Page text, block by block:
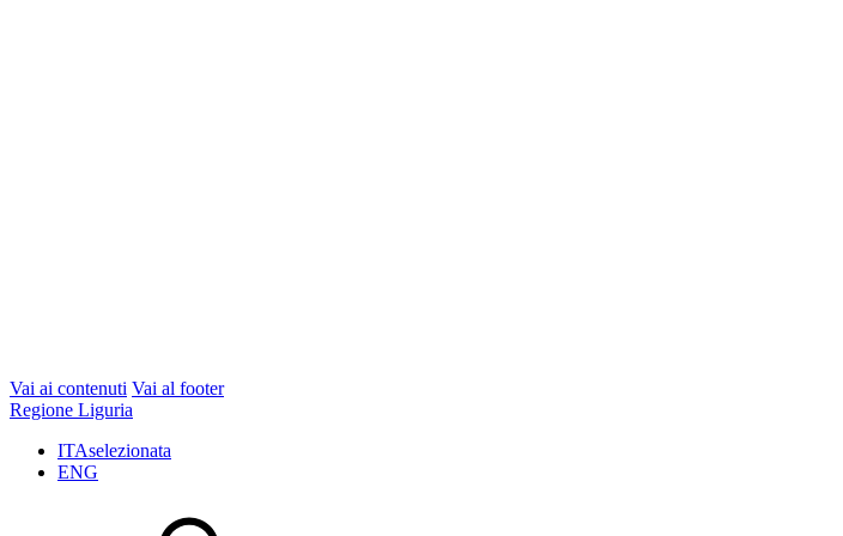
Vai ai contenuti Vai al footer
Regione Liguria
ITAselezionata
ENG